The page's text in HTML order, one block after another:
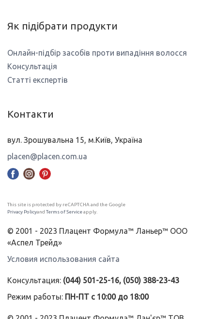
Як підібрати продукти
Онлайн-підбір засобів проти випадіння волосся
Консультація
Статті експертів
Контакти
вул. Зрошувальна 15, м.Київ, Україна
placen@placen.com.ua
This site is protected by reCAPTCHA and the Google
Privacy Policyand Terms of Serviceapply.
© 2001 - 2023 Плацент Формула™ Ланьер™ ООО
«Аспел Трейд»
Условия использования сайта
Консультация: (044) 501-25-16, (050) 388-23-43
Режим работы: ПН-ПТ с 10:00 до 18:00